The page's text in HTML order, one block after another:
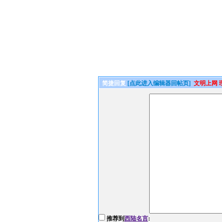
简捷回复 [点此进入编辑器回帖页] 文明上网
推荐到西陆名言: